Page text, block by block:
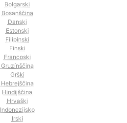
Bolgarski
Bosanščina
Danski
Estonski
Filipinski
Finski
Francoski
Gruzínščina
Grški
Hebrejščina
Hindijščina
Hrvaški
Indonezijsko
Irski